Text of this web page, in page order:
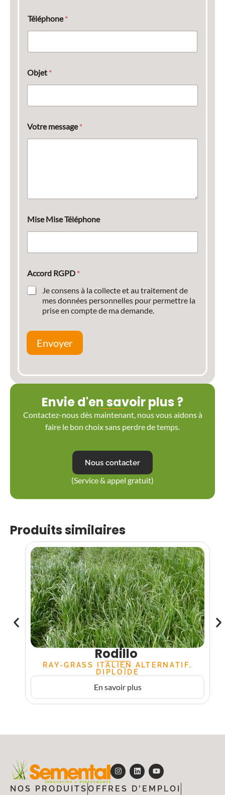
Téléphone*
Objet *
Votre message*
Mise Mise Téléphone
Accord RGPD *
Je consens à la collecte et au traitement de
mes données personnelles pour permettre la
prise en compte de ma demande.
Envoyer
Envie d'en savoir plus ?
Contactez-nous dès maintenant, nous vous aidons à
faire le bon choix sans perdre de temps.
Nous contacter
(Service & appel gratuit)
Produits similaires
Rodillo
RAY-GRASS ITALIEN ALTERNATIF,
DIPLOÏDE
En savoir plus
NOS PRODUITS OFFRES D'EMPLOI